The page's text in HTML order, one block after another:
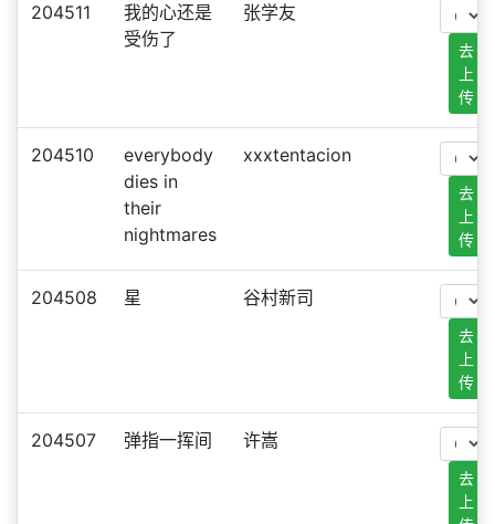
204511
我的心还是
受伤了
张学友
去
上
传
204510
everybody
dies in
their
nightmares
xxxtentacion
去
上
传
204508 星 谷村新司
去
上
传
204507 弹指一挥间 许嵩
去
上